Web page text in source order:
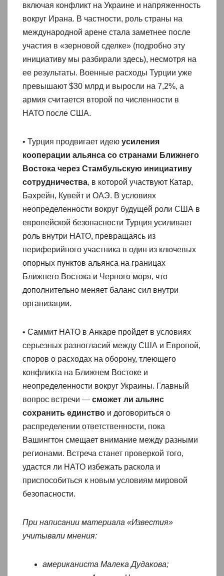
включая конфликт на Украине и напряженность
вокруг Ирана. В частности, роль страны на
международной арене стала заметнее после
участия в «зерновой сделке» (подробно эту
инициативу мы разбирали здесь), несмотря на
ее результаты. Военные расходы Турции уже
превышают $30 млрд и выросли на 7,2%, а
армия считается второй по численности в
НАТО после США.
• Турция продвигает идею усиления
кооперации альянса со странами Ближнего
Востока через Стамбульскую инициативу
сотрудничества, в которой участвуют Катар,
Бахрейн, Кувейт и ОАЭ. В условиях
неопределенности вокруг будущей роли США в
европейской безопасности Турция усиливает
роль внутри НАТО, превращаясь из
периферийного участника в один из ключевых
опорных пунктов альянса на границах
Ближнего Востока и Черного моря, что
дополнительно меняет баланс сил внутри
организации.
• Саммит НАТО в Анкаре пройдет в условиях
серьезных разногласий между США и Европой,
споров о расходах на оборону, тлеющего
конфликта на Ближнем Востоке и
неопределенности вокруг Украины. Главный
вопрос встречи — сможет ли альянс
сохранить единство и договориться о
распределении ответственности, пока
Вашингтон смещает внимание между разными
регионами. Встреча станет проверкой того,
удастся ли НАТО избежать раскола и
приспособиться к новым условиям мировой
безопасности.
При написании материала «Известия»
учитывали мнения:
американиста Малека Дудакова;